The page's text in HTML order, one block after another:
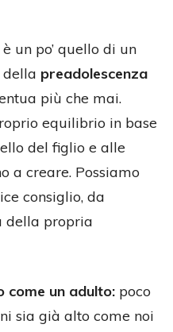
un po’ quello di un
preadolescenza
più che mai.
equilibrio in base
del figlio e alle
a creare. Possiamo
consiglio, da
della propria
un adulto: poco
sia già alto come noi